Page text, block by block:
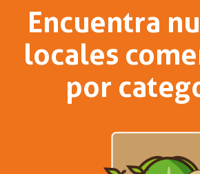
Encuentra
locales
por